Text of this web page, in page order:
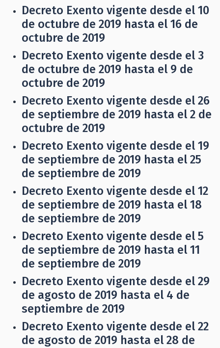
Decreto Exento vigente desde el 10
de octubre de 2019 hasta el 16 de
octubre de 2019
Decreto Exento vigente desde el 3
de octubre de 2019 hasta el 9 de
octubre de 2019
Decreto Exento vigente desde el 26
de septiembre de 2019 hasta el 2 de
octubre de 2019
Decreto Exento vigente desde el 19
de septiembre de 2019 hasta el 25
de septiembre de 2019
Decreto Exento vigente desde el 12
de septiembre de 2019 hasta el 18
de septiembre de 2019
Decreto Exento vigente desde el 5
de septiembre de 2019 hasta el 11
de septiembre de 2019
Decreto Exento vigente desde el 29
de agosto de 2019 hasta el 4 de
septiembre de 2019
Decreto Exento vigente desde el 22
de agosto de 2019 hasta el 28 de